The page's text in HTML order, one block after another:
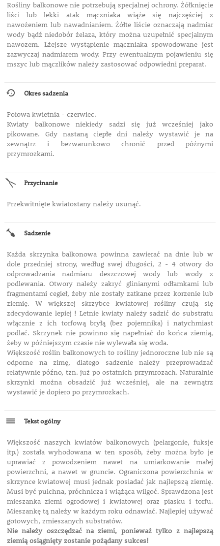
Rośliny balkonowe nie potrzebują specjalnej ochrony. Żółknięcie
liści lub lekki atak mączniaka wiąże się najczęściej z
nawożeniem lub nawadnianiem. Żółte liście oznaczają nadmiar
wody bądź niedobór żelaza, który można uzupełnić specjalnym
nawozem. Lżejsze wystąpienie mączniaka spowodowane jest
zazwyczaj nadmiarem wody. Przy ewentualnym pojawieniu się
mszyc lub mączlików należy zastosować odpowiedni preparat.
Okres sadzenia
Połowa kwietnia - czerwiec.
Kwiaty balkonowe niekiedy sadzi się już wcześniej jako
pikowane. Gdy nastaną ciepłe dni należy wystawić je na
zewnątrz i bezwarunkowo chronić przed późnymi
przymrozkami.
Przycinanie
Przekwitnięte kwiatostany należy usunąć.
Sadzenie
Każda skrzynka balkonowa powinna zawierać na dnie lub w
dole przedniej strony, według swej długości, 2 - 4 otwory do
odprowadzania nadmiaru deszczowej wody lub wody z
podlewania. Otwory należy zakryć glinianymi odłamkami lub
fragmentami cegieł, żeby nie zostały zatkane przez korzenie lub
ziemię. W większej skrzybce kwiatowej rośliny czują się
zdecydowanie lepiej ! Letnie kwiaty należy sadzić do substratu
włącznie z ich torfową bryłą (bez pojemnika) i natychmiast
podlać. Skrzynek nie powinno się napełniać do końca ziemią,
żeby w późniejszym czasie nie wylewała się woda.
Większość roślin balkonowych to rośliny jednoroczne lub nie są
odporne na zimę, dlatego sadzenie należy przeprowadzać
relatywnie późno, tzn. już po ostatnich przymrozach. Naturalnie
skrzynki można obsadzić już wcześniej, ale na zewnątrz
wystawić je dopiero po przymrozkach.
Tekst ogólny
Większość naszych kwiatów balkonowych (pelargonie, fuksje
itp.) została wyhodowana w ten sposób, żeby można było je
uprawiać z powodzeniem nawet na umiarkowanie małej
powierzchni, a nawet w gruncie. Ograniczona powierzchnia w
skrzynce kwiatowej musi jednak posiadać jak najlepszą ziemię.
Musi być pulchna, próchnicza i wiążąca wilgoć. Sprawdzona jest
mieszanka ziemi ogrodowej i kwiatowej oraz piasku i torfu.
Mieszankę tą należy w każdym roku odnawiać. Najlepiej używać
gotowych, zmieszanych substratów.
Nie należy oszczędzać na ziemi, ponieważ tylko z najlepszą
ziemią osiągnięty zostanie pożądany sukces!